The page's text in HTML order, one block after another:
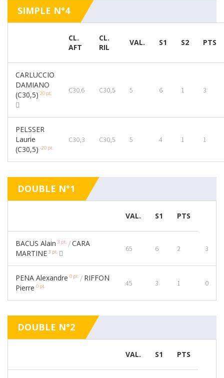
SIMPLE N°4
CL.
AFT
CL.
RIL
VAL. S1 S2 PTS
CARLUCCIO
DAMIANO
(C30,5) 20 pt. C30.6 C30,5 5 6 1 3
PELSSER
Laurie
(C30,5) -20 pt.
C30,3 C30,5 5 4 1 1
DOUBLE N°1
VAL. S1 PTS
BACUS Alain 3 pt. /CARA
MARTINE 3 pt. 65 6 2 3
PENA Alexandre 0 pt. / RIFFON
Pierre 0 pt. 45 3 1 0
DOUBLE N°2
VAL. S1 PTS